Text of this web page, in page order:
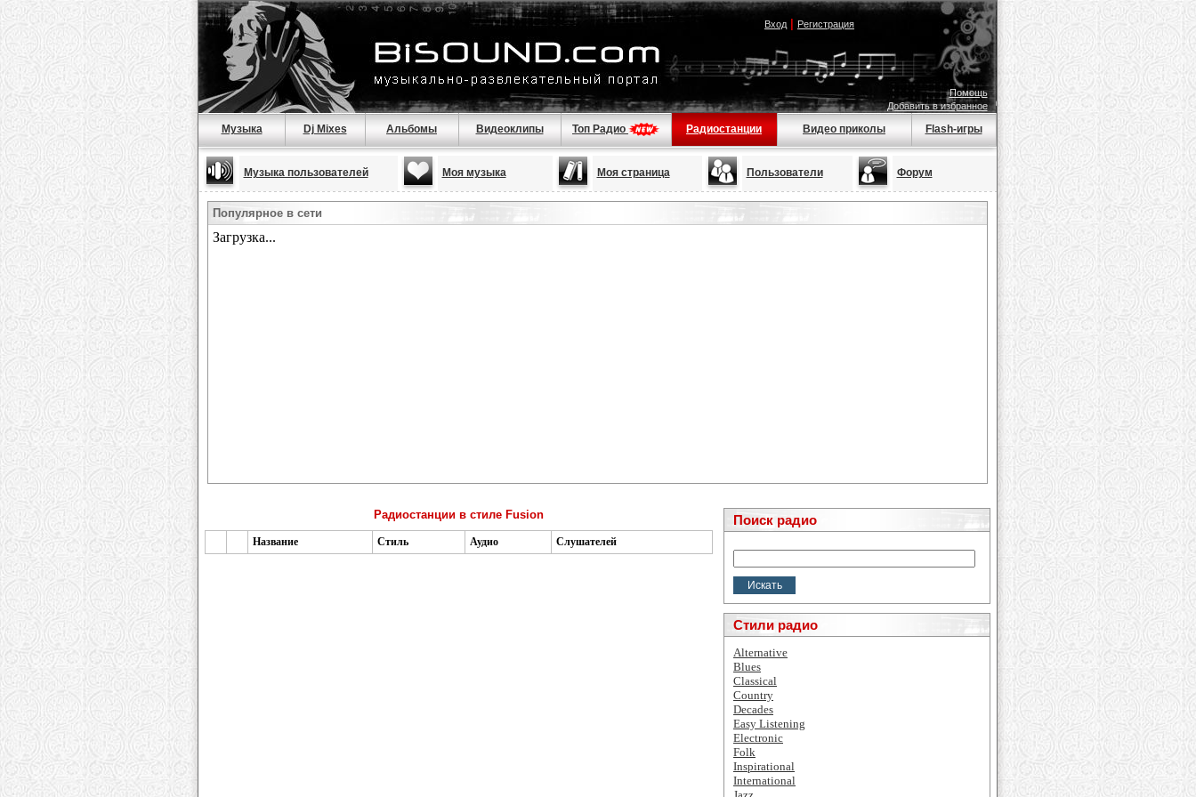
Вход| Регистрация
Помощь
Добавить в избранное
Музыка Dj Mixes Альбомы Видеоклипы Топ Радио Радиостанции Видео приколы Flash-игры
Музыка пользователей Моя музыка Моя страница Пользователи Форум
Популярное в сети
Радиостанции в стиле Fusion
Название Стиль Аудио Слушателей
Поиск радио
Стили радио
Alternative
Blues
Classical
Country
Decades
Easy Listening
Electronic
Folk
Inspirational
International